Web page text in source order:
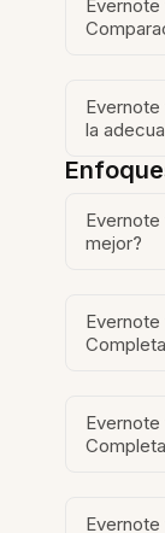
Evernote
la
Evernote
mejor?
Completa
Completa